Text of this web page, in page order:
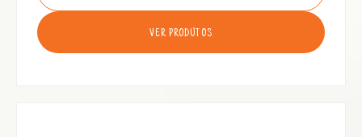
VER PRODUTOS